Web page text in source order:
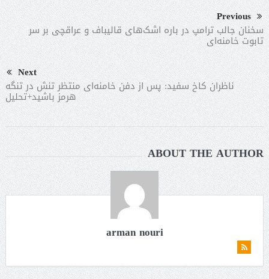
Previous
سخنان جالب ترامپ در باره اشک‌های قالیباف و عراقچی بر سر
تابوت خامنه‌ای
Next
ناظران کاخ سفید: پس از دفن خامنه‌ای منتظر تنش در تنگه
هرمز باشید+تحلیل
ABOUT THE AUTHOR
arman nouri